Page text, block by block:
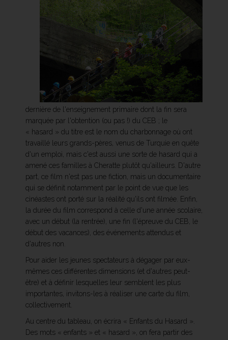
dernière de l'enseignement primaire dont la fin sera
marquée par l'obtention (ou pas !) du CEB ; le
« hasard » du titre est le nom du charbonnage où ont
travaillé leurs grands-pères, venus de Turquie en quête
d'un emploi, mais c'est aussi une sorte de hasard qui a
amené ces familles à Cheratte plutôt qu'ailleurs. D'autre
part, ce film n'est pas une fiction, mais un documentaire
qui se définit notamment par le point de vue que les
cinéastes ont porté sur la réalité qu'ils ont filmée. Enfin,
la durée du film correspond à celle d'une année scolaire,
avec un début (la rentrée), une fin (l'épreuve du CEB, le
début des vacances), des événements attendus et
d'autres non.
Pour aider les jeunes spectateurs à dégager par eux-
mêmes ces différentes dimensions (et d'autres peut-
être) et à définir lesquelles leur semblent les plus
importantes, invitons-les à réaliser une carte du film,
collectivement.
Au centre du tableau, on écrira « Enfants du Hasard ».
Des mots « enfants » et « hasard », on fera partir des